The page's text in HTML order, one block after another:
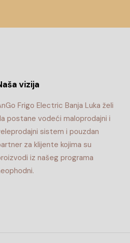
vizija
Frigo Electric Banja Luka želi
postane vodeći maloprodajni i
sistem i pouzdan
za klijente kojima su
iz našeg programa